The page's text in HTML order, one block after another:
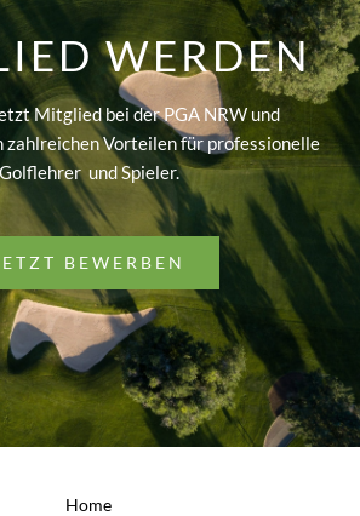
WERDEN
Mitglied bei der PGA NRW und
zahlreichen Vorteilen für professionelle
und Spieler.
BEWERBEN
Home